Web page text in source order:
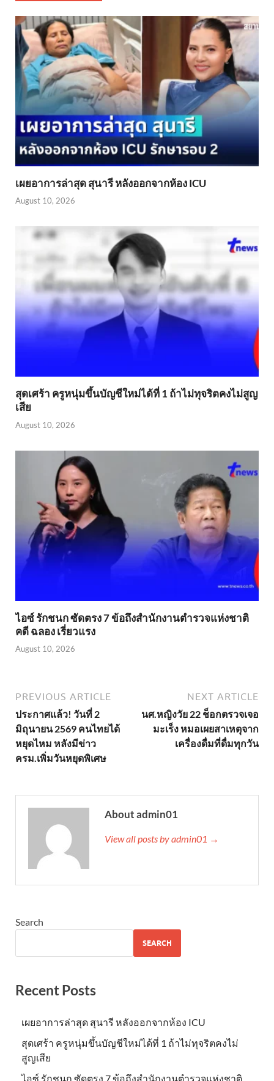
เผยอาการล่าสุด สุนารี หลังออกจากห้อง ICU
August 10, 2026
สุดเศร้า ครูหนุ่มขึ้นบัญชีใหม่ได้ที่ 1 ถ้าไม่ทุจริตคงไม่สูญ
เสีย
August 10, 2026
ไอซ์ รักชนก ซัดตรง 7 ข้อถึงสำนักงานตำรวจแห่งชาติ
คดี ฉลอง เรี่ยวแรง
August 10, 2026
PREVIOUS ARTICLE
ประกาศแล้ว! วันที่ 2
มิถุนายน 2569 คนไทยได้
หยุดไหม หลังมีข่าว
ครม.เพิ่มวันหยุดพิเศษ
NEXT ARTICLE
นศ.หญิงวัย 22 ช็อกตรวจเจอ
มะเร็ง หมอเผยสาเหตุจาก
เครื่องดื่มที่ดื่มทุกวัน
About admin01
View all posts by admin01 →
Search
SEARCH
Recent Posts
เผยอาการล่าสุด สุนารี หลังออกจากห้อง ICU
สุดเศร้า ครูหนุ่มขึ้นบัญชีใหม่ได้ที่ 1 ถ้าไม่ทุจริตคงไม่
สูญเสีย
ไอซ์ รักชนก ซัดตรง 7 ข้อถึงสำนักงานตำรวจแห่งชาติ